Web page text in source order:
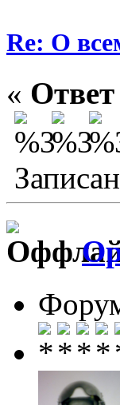
Re: О
«
Записан